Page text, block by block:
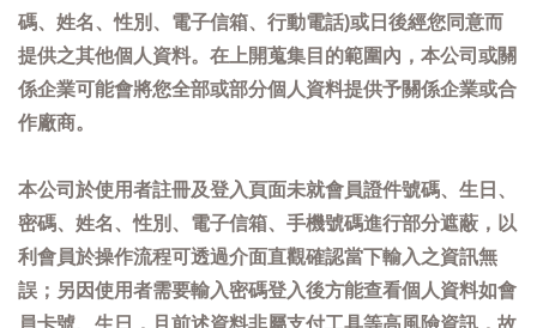
碼、姓名、性別、電子信箱、行動電話)或日後經您同意而
提供之其他個人資料。在上開蒐集目的範圍內，本公司或關
係企業可能會將您全部或部分個人資料提供予關係企業或合
作廠商。
本公司於使用者註冊及登入頁面未就會員證件號碼、生日、
密碼、姓名、性別、電子信箱、手機號碼進行部分遮蔽，以
利會員於操作流程可透過介面直觀確認當下輸入之資訊無
誤；另因使用者需要輸入密碼登入後方能查看個人資料如會
員卡號、生日，且前述資料非屬支付工具等高風險資訊，故